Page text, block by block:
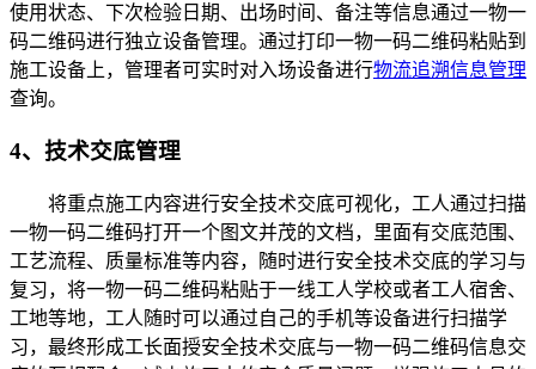
使用状态、下次检验日期、出场时间、备注等信息通过一物一
码二维码进行独立设备管理。通过打印一物一码二维码粘贴到
施工设备上，管理者可实时对入场设备进行物流追溯信息管理
查询。
4、技术交底管理
将重点施工内容进行安全技术交底可视化，工人通过扫描
一物一码二维码打开一个图文并茂的文档，里面有交底范围、
工艺流程、质量标准等内容，随时进行安全技术交底的学习与
复习，将一物一码二维码粘贴于一线工人学校或者工人宿舍、
工地等地，工人随时可以通过自己的手机等设备进行扫描学
习，最终形成工长面授安全技术交底与一物一码二维码信息交